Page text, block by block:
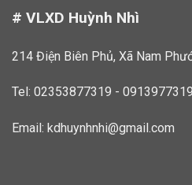
# VLXD Huỳnh Nhì
214 Điện Biên Phủ, Xã Nam
Tel: 02353877319 - 0913977319
Email: kdhuynhnhi@gmail.com